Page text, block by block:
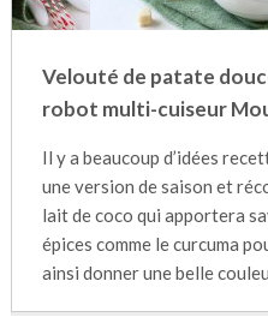
Velouté de patate
robot multi-cuiseur
Il y a beaucoup d’idées
une version de saison et
lait de coco qui apportera
épices comme le curcuma
ainsi donner une belle